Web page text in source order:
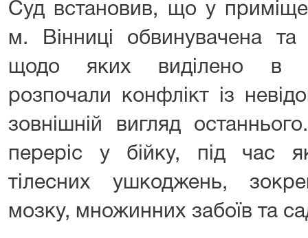
Суд встановив, що у
м. Вінниці обвинувачена та
щодо яких виділено в
розпочали конфлікт із
зовнішній вигляд
переріс у бійку, під час
тілесних ушкоджень,
мозку, множинних забоїв та